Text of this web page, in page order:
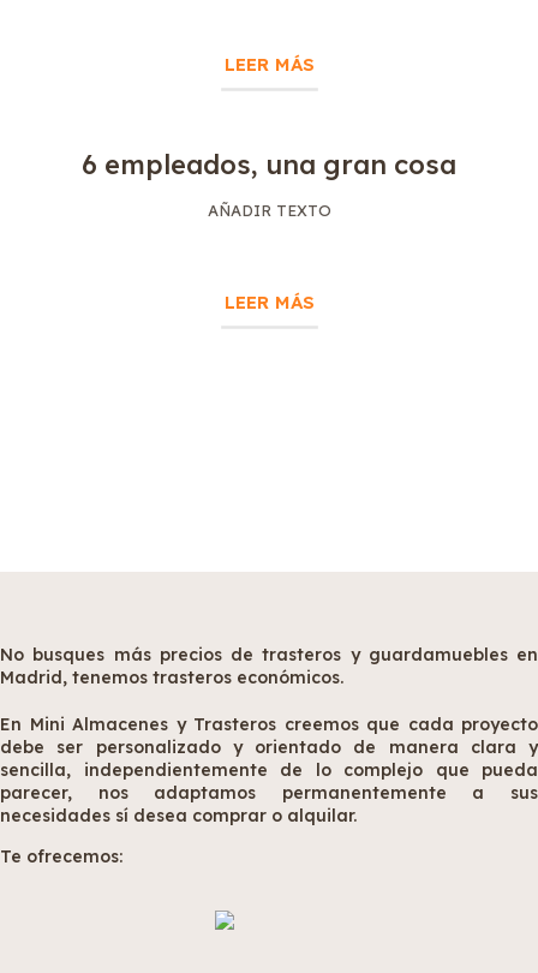
LEER MÁS
6 empleados, una gran cosa
AÑADIR TEXTO
LEER MÁS
No busques más precios de trasteros y guardamuebles en
Madrid, tenemos trasteros económicos.
En Mini Almacenes y Trasteros creemos que cada proyecto
debe ser personalizado y orientado de manera clara y
sencilla, independientemente de lo complejo que pueda
parecer, nos adaptamos permanentemente a sus
necesidades sí desea comprar o alquilar.
Te ofrecemos: